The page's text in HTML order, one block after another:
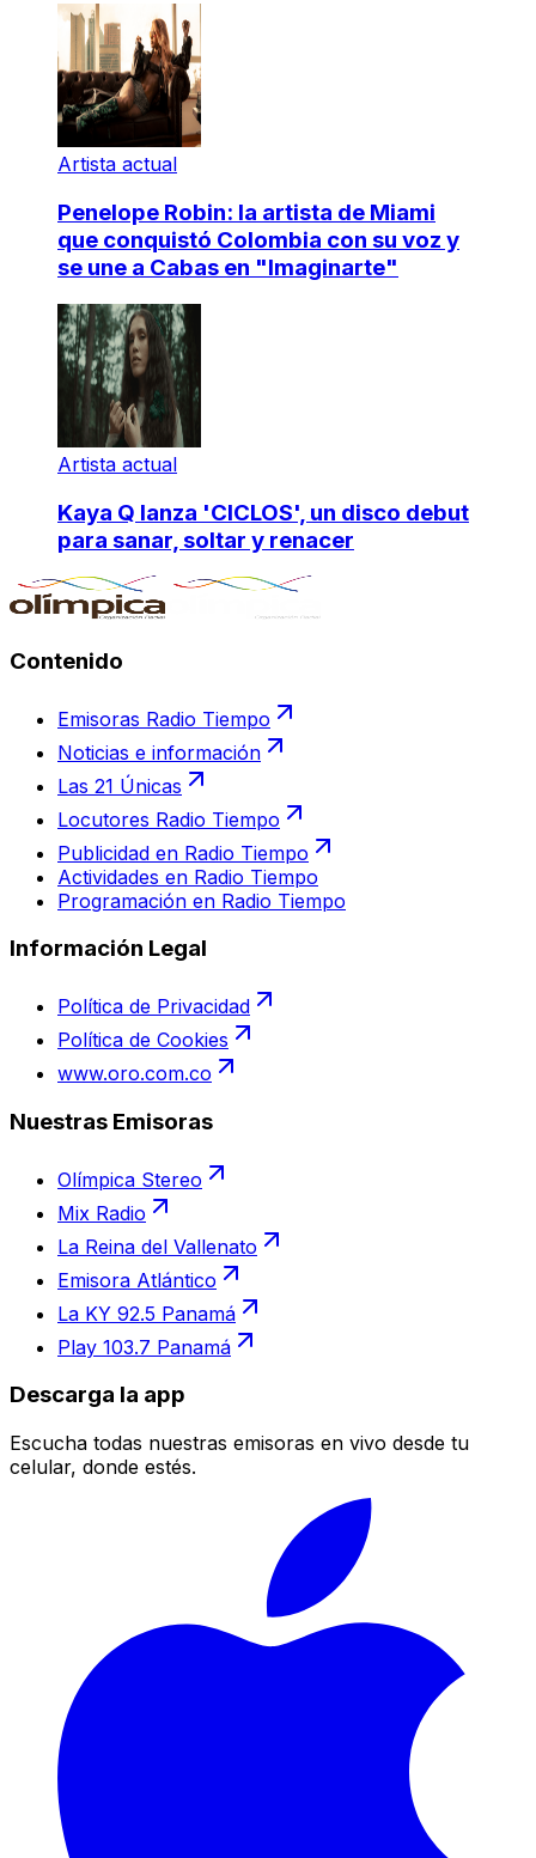
Artista actual
Penelope Robin: la artista de Miami
que conquistó Colombia con su voz y
se une a Cabas en "Imaginarte"
Artista actual
Kaya Q lanza 'CICLOS', un disco debut
para sanar, soltar y renacer
Contenido
Emisoras Radio Tiempo
Noticias e información
Las 21 Únicas
Locutores Radio Tiempo
Publicidad en Radio Tiempo
Actividades en Radio Tiempo
Programación en Radio Tiempo
Información Legal
Política de Privacidad
Política de Cookies
www.oro.com.co
Nuestras Emisoras
Olímpica Stereo
Mix Radio
La Reina del Vallenato
Emisora Atlántico
La KY 92.5 Panamá
Play 103.7 Panamá
Descarga la app
Escucha todas nuestras emisoras en vivo desde tu
celular, donde estés.